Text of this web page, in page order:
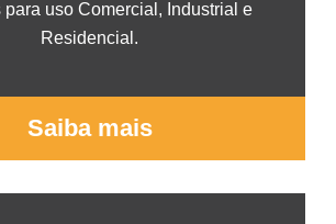
para uso Comercial, Industrial e
Residencial.
Saiba mais